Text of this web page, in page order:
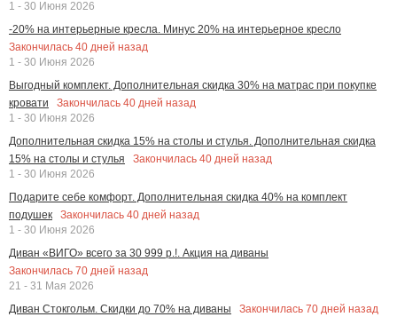
1 - 30 Июня 2026
-20% на интерьерные кресла. Минус 20% на интерьерное кресло
Закончилась 40 дней назад
1 - 30 Июня 2026
Выгодный комплект. Дополнительная скидка 30% на матрас при покупке
кровати
Закончилась 40 дней назад
1 - 30 Июня 2026
Дополнительная скидка 15% на столы и стулья. Дополнительная скидка
15% на столы и стулья
Закончилась 40 дней назад
1 - 30 Июня 2026
Подарите себе комфорт. Дополнительная скидка 40% на комплект
подушек
Закончилась 40 дней назад
1 - 30 Июня 2026
Диван «ВИГО» всего за 30 999 р.!. Акция на диваны
Закончилась 70 дней назад
21 - 31 Мая 2026
Диван Стокгольм. Скидки до 70% на диваны
Закончилась 70 дней назад